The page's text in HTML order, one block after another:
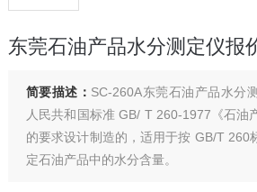
东莞石油产品水分测定仪报
简要描述： SC-260A东莞石油产品水分
人民共和国标准 GB/ T 260-1977《石油
的要求设计制造的，适用于按 GB/T 260
定石油产品中的水分含量。